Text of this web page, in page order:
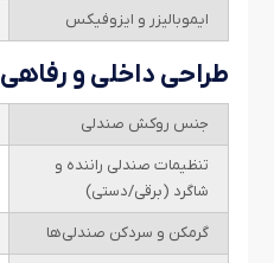
ایموبالیزر و ایزوفیکس
طراحی داخلی و رفاهی
جنس روکش صندلی
تنظیمات صندلی راننده و
شاگرد (برقی/دستی)
گرمکن و سردکن صندلی‌ها